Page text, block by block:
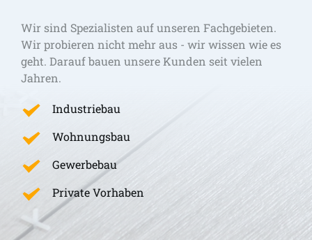
Wir sind Spezialisten auf unseren Fachgebieten.
Wir probieren nicht mehr aus - wir wissen wie es
geht. Darauf bauen unsere Kunden seit vielen
Jahren.
Industriebau
Wohnungsbau
Gewerbebau
Private Vorhaben